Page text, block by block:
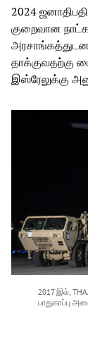
2024
குறைவான
தாக்குவதற்கு
இஸ்ரேலுக்கு
2017 இல்,
பாதுகாப்பு